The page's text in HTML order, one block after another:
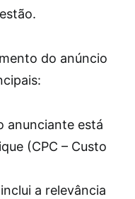
do anúncio
anunciante está
(CPC – Custo
inclui a relevância